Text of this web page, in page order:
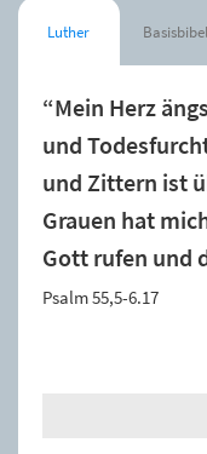
Luther Basisbibel
“Mein Herz
und
und Zittern ist
Grauen hat
Gott rufen und
Psalm 55,5-6.17